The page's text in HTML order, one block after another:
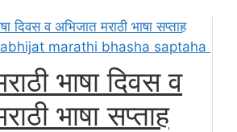
भाषा दिवस व
भाषा सप्ताह